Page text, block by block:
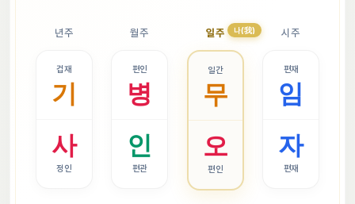
시주
편재
임
자
편재
일주
일간
무
오
편인
나(我)
월주
편인
병
인
편관
년주
겁재
기
사
정인